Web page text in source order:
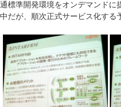
通標準開発環境をオンデマンドに
中だが、順次正式サービス化する